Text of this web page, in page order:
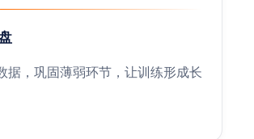
据，巩固薄弱环节，让训练形成长